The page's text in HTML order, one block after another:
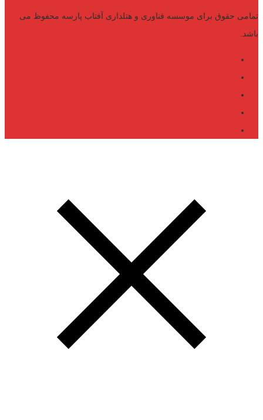
تمامی حقوق برای موسسه فناوری و هتلداری آفتاب پارسه محفوظ می
باشد.